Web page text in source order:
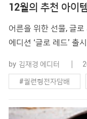
12월의 추천 아이
어른을 위한 선물, 글
에디션 ‘글로 레드’ 출
마음은 같을 겁니다.
리티쉬 아메리칸 토바
파티에 더없이 잘 어울
by 김재경 에디터
#궐련형전자담배